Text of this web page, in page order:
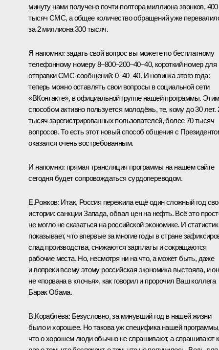
минуту нами получено почти полтора миллиона звонков, 400
тысяч СМС, а общее количество обращений уже
за 2 миллиона 300 тысяч.
Я напомню: задать свой вопрос вы можете по бесплатному
телефонному номеру 8–800–200–40–40, короткий номер для
отправки СМС-сообщений: 0–40–40. И новинка этого года:
теперь можно оставлять свои вопросы в социальной сети
«ВКонтакте», в официальной группе нашей программы. Этим
способом активно пользуется молодёжь, те, кому до 30 лет.
тысяч зарегистрированных пользователей, более 70 тысяч
вопросов. То есть этот новый способ общения с
оказался очень востребованным.
И напомню: прямая трансляция программы на нашем сайте
сегодня будет сопровождаться сурдопереводом.
Е.Рожков: Итак, Россия пережила ещё один сложный год
истории: санкции Запада, обвал цен на нефть. Всё это
не могло не сказаться на российской экономике. И
показывает, что впервые за многие годы в стране
спад производства, снижаются зарплаты и сокращаются
рабочие места. Но, несмотря ни на что, а может быть, даже
и вопреки всему этому российская экономика выстояла, и
не «порвана в клочья», как говорил и пророчил Ваш коллега
Барак Обама.
В.Кораблёва: Безусловно, за минувший год в нашей жизни
было и хорошее. Но такова уж специфика нашей
что о хорошем люди обычно не спрашивают, а спрашивают